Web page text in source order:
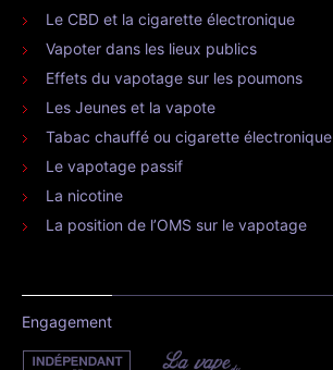
Le CBD et la cigarette électronique
Vapoter dans les lieux publics
Effets du vapotage sur les poumons
Les Jeunes et la vapote
Tabac chauffé ou cigarette
Le vapotage passif
La nicotine
La position de l’OMS sur le vapotage
Engagement